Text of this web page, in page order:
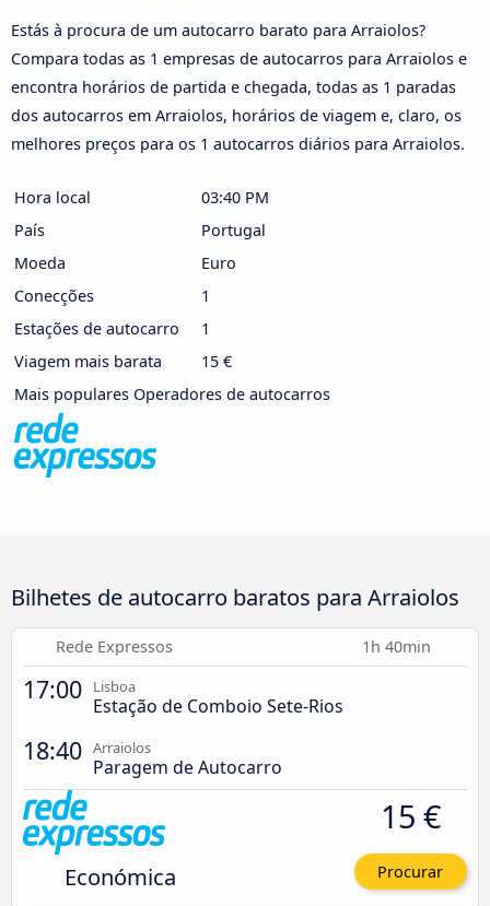
Estás à procura de um autocarro barato para Arraiolos?
Compara todas as 1 empresas de autocarros para Arraiolos e
encontra horários de partida e chegada, todas as 1 paradas
dos autocarros em Arraiolos, horários de viagem e, claro, os
melhores preços para os 1 autocarros diários para Arraiolos.
Hora local
03:40 PM
País
Portugal
Moeda
Euro
Conecções
1
Estações de autocarro
1
Viagem mais barata
15 €
Mais populares Operadores de autocarros
Bilhetes de autocarro baratos para Arraiolos
Rede Expressos 1h 40min
17:00 Lisboa
Estação de Comboio Sete-Rios
18:40 Arraiolos
Paragem de Autocarro
Económica
15 €
Procurar